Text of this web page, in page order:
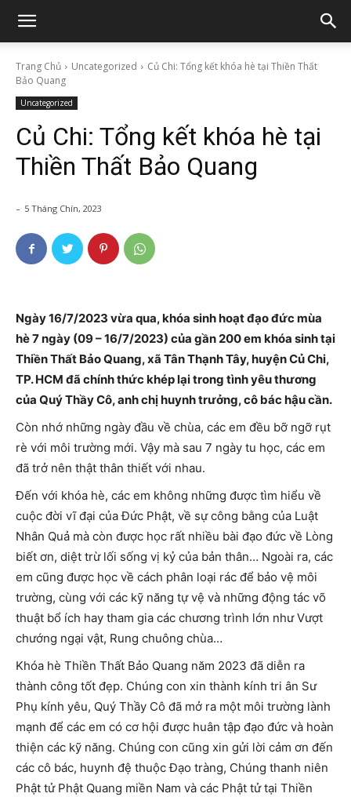
Trang Chủ Uncategorized
Củ Chi: Tổng kết khóa hè tại Thiền Thất
Bảo Quang
Uncategorized
Củ Chi: Tổng kết khóa hè tại
Thiền Thất Bảo Quang
- 5 Tháng Chín, 2023
Ngày 16/7/2023 vừa qua, khóa sinh hoạt đạo đức mùa
hè 7 ngày (09 – 16/7/2023) của gần 200 em khóa sinh tại
Thiền Thất Bảo Quang, xã Tân Thạnh Tây, huyện Củ Chi,
TP. HCM đã chính thức khép lại trong tình yêu thương
của Quý Thầy Cô, anh chị huynh trưởng, cô bác hậu cần.
Còn nhớ những ngày đầu về chùa, các em đều bỡ ngỡ rụt
rè với môi trường mới. Vậy mà sau 7 ngày tu học, các em
đã trở nên thật thân thiết với nhau.
Đến với khóa hè, các em không những được tìm hiểu về
cuộc đời vĩ đại của Đức Phật, về sự công bằng của Luật
Nhân Quả mà còn được học rất nhiều bài đạo đức về Lòng
biết ơn, diệt trừ lối sống vị kỷ của bản thân… Ngoài ra, các
em cũng được học về cách phân loại rác để bảo vệ môi
trường, cùng với các kỹ năng tự vệ và những động tác võ
thuật bổ ích hay tham gia các chương trình lớn như Vượt
chướng ngại vật, Rung chuông chùa…
Khóa hè Thiền Thất Bảo Quang năm 2023 đã diễn ra
thành công tốt đẹp. Chúng con xin thành kính tri ân Sư
Phụ kính yêu, Quý Thầy Cô đã mở ra một môi trường lành
mạnh để các em có cơ hội được huân tập đạo đức và hoàn
thiện các kỹ năng. Chúng con cũng xin gửi lời cảm ơn đến
các cô bác, huynh đệ thuộc Đạo tràng, Chúng thanh niên
Phật tử Phật Quang miền Nam và các Phật tử tại Thiền